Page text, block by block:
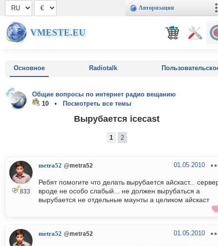
Авторизация
VMESTE.EU
Основное Radiotalk
Общие вопросы по интернет радио вещанию
10 •
Посмотреть все темы
Вырубается icecast
1 2
833
metra52 @metra52 01.05.2010
Ребят помогите что делать вырубается айскаст...
вроде не особо слабый... не должен вырубаться а
вырубается не отдельные маунты а целиком айскаст
metra52 @metra52 01.05.2010